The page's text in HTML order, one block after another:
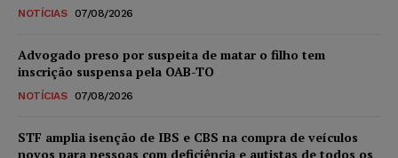
NOTÍCIAS 07/08/2026
Advogado preso por suspeita de matar o filho tem
inscrição suspensa pela OAB-TO
NOTÍCIAS 07/08/2026
STF amplia isenção de IBS e CBS na compra de veículos
novos para pessoas com deficiência e autistas de todos os